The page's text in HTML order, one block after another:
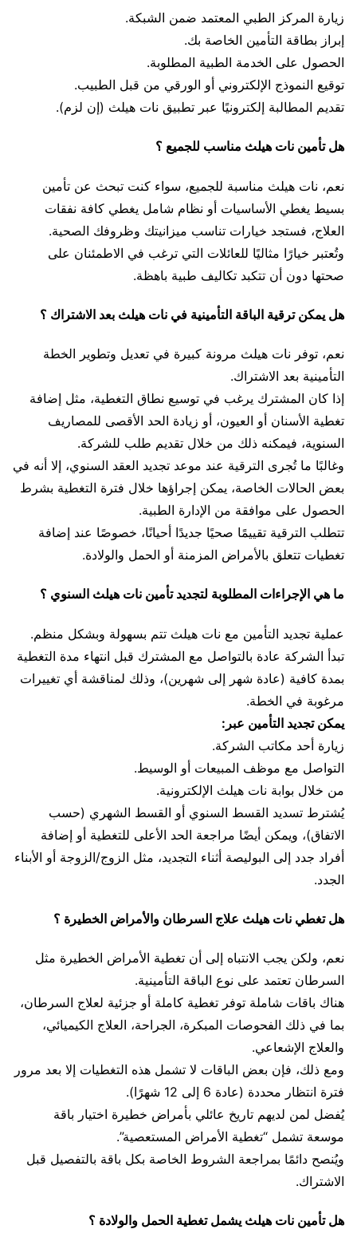
زيارة المركز الطبي المعتمد ضمن الشبكة.
إبراز بطاقة التأمين الخاصة بك.
الحصول على الخدمة الطبية المطلوبة.
توقيع النموذج الإلكتروني أو الورقي من قبل الطبيب.
تقديم المطالبة إلكترونيًا عبر تطبيق نات هيلث (إن لزم).
هل تأمين نات هيلث مناسب للجميع ؟
نعم، نات هيلث مناسبة للجميع، سواء كنت تبحث عن تأمين
بسيط يغطي الأساسيات أو نظام شامل يغطي كافة نفقات
العلاج، فستجد خيارات تناسب ميزانيتك وظروفك الصحية.
وتُعتبر خيارًا مثاليًا للعائلات التي ترغب في الاطمئنان على
صحتها دون أن تتكبد تكاليف طبية باهظة.
هل يمكن ترقية الباقة التأمينية في نات هيلث بعد الاشتراك ؟
نعم، توفر نات هيلث مرونة كبيرة في تعديل وتطوير الخطة
التأمينية بعد الاشتراك.
إذا كان المشترك يرغب في توسيع نطاق التغطية، مثل إضافة
تغطية الأسنان أو العيون، أو زيادة الحد الأقصى للمصاريف
السنوية، فيمكنه ذلك من خلال تقديم طلب للشركة.
وغالبًا ما تُجرى الترقية عند موعد تجديد العقد السنوي، إلا أنه في
بعض الحالات الخاصة، يمكن إجراؤها خلال فترة التغطية بشرط
الحصول على موافقة من الإدارة الطبية.
تتطلب الترقية تقييمًا صحيًا جديدًا أحيانًا، خصوصًا عند إضافة
تغطيات تتعلق بالأمراض المزمنة أو الحمل والولادة.
ما هي الإجراءات المطلوبة لتجديد تأمين نات هيلث السنوي ؟
عملية تجديد التأمين مع نات هيلث تتم بسهولة وبشكل منظم.
تبدأ الشركة عادة بالتواصل مع المشترك قبل انتهاء مدة التغطية
بمدة كافية (عادة شهر إلى شهرين)، وذلك لمناقشة أي تغييرات
مرغوبة في الخطة.
يمكن تجديد التأمين عبر:
زيارة أحد مكاتب الشركة.
التواصل مع موظف المبيعات أو الوسيط.
من خلال بوابة نات هيلث الإلكترونية.
يُشترط تسديد القسط السنوي أو القسط الشهري (حسب
الاتفاق)، ويمكن أيضًا مراجعة الحد الأعلى للتغطية أو إضافة
أفراد جدد إلى البوليصة أثناء التجديد، مثل الزوج/الزوجة أو الأبناء
الجدد.
هل تغطي نات هيلث علاج السرطان والأمراض الخطيرة ؟
نعم، ولكن يجب الانتباه إلى أن تغطية الأمراض الخطيرة مثل
السرطان تعتمد على نوع الباقة التأمينية.
هناك باقات شاملة توفر تغطية كاملة أو جزئية لعلاج السرطان،
بما في ذلك الفحوصات المبكرة، الجراحة، العلاج الكيميائي،
والعلاج الإشعاعي.
ومع ذلك، فإن بعض الباقات لا تشمل هذه التغطيات إلا بعد مرور
فترة انتظار محددة (عادة 6 إلى 12 شهرًا).
يُفضل لمن لديهم تاريخ عائلي بأمراض خطيرة اختيار باقة
موسعة تشمل “تغطية الأمراض المستعصية”.
ويُنصح دائمًا بمراجعة الشروط الخاصة بكل باقة بالتفصيل قبل
الاشتراك.
هل تأمين نات هيلث يشمل تغطية الحمل والولادة ؟